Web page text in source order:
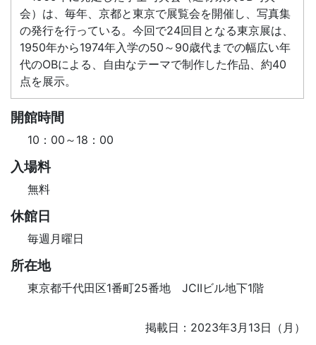
会）は、毎年、京都と東京で展覧会を開催し、写真集
の発行を行っている。今回で24回目となる東京展は、
1950年から1974年入学の50～90歳代までの幅広い年
代のOBによる、自由なテーマで制作した作品、約40
点を展示。
開館時間
10：00～18：00
入場料
無料
休館日
毎週月曜日
所在地
東京都千代田区1番町25番地 JCIIビル地下1階
掲載日：2023年3月13日（月）